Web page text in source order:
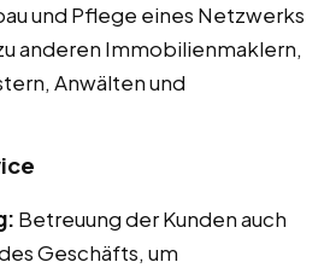
und Pflege eines Netzwerks
anderen Immobilienmaklern,
Anwälten und
Betreuung der Kunden auch
Geschäfts, um